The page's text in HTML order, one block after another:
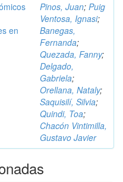
en
Pinos, Juan; Puig
Ventosa, Ignasi;
Banegas,
Fernanda;
Quezada, Fanny;
Delgado,
Gabriela;
Orellana, Nataly;
Saquisilí, Silvia;
Quindi, Toa;
Chacón Vintimilla,
Gustavo Javier